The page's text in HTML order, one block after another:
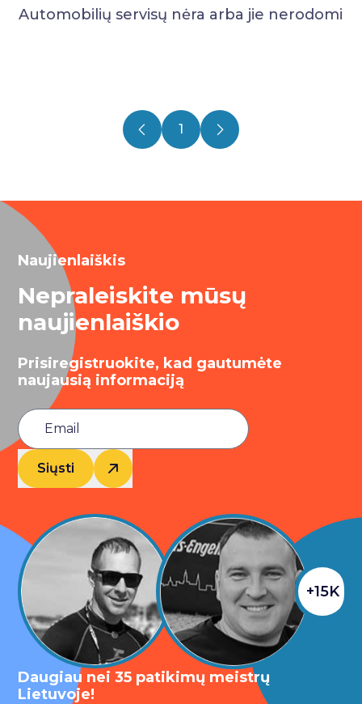
Automobilių servisų nėra arba jie nerodomi
1
Naujienlaiškis
Nepraleiskite mūsų
naujienlaiškio
Prisiregistruokite, kad gautumėte
naujausią informaciją
Siųsti
+15K
Daugiau nei 35 patikimų meistrų
Lietuvoje!